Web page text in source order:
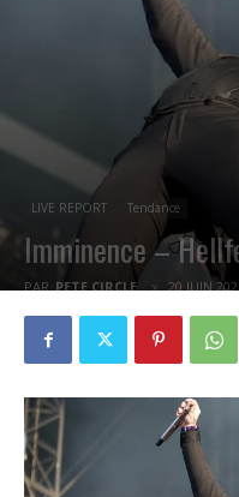
LIVE REPORT Tendance
Imminence –
PAR PETE CIRCLE 20 JUIN